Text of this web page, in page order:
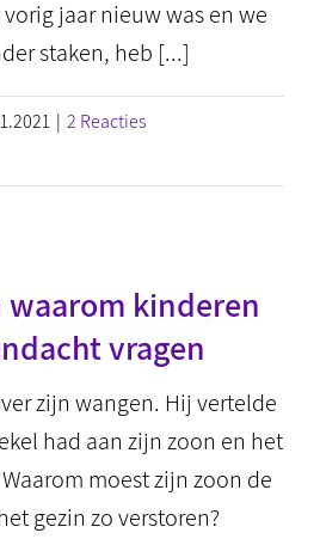
jaar nieuw was en we
staken, heb [...]
| 2 Reacties
waarom kinderen
vragen
zijn wangen. Hij vertelde
had aan zijn zoon en het
moest zijn zoon de
gezin zo verstoren?